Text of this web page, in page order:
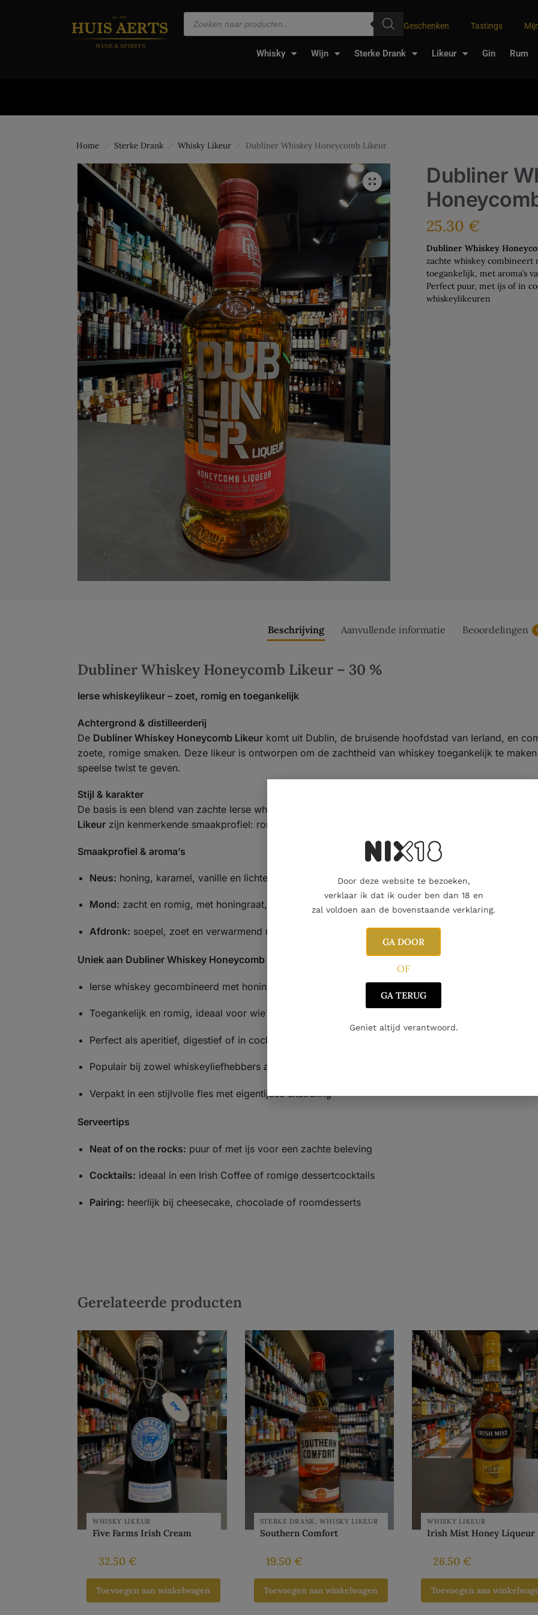
Geschenken Tastings
Whisky Wijn Sterke Drank Likeur Gin Rum
Home / Sterke Drank / Whisky Likeur / Dubliner Whiskey Honeycomb Likeur
Dubliner
25.30 €
Dubliner Whiskey
zachte whiskey
toegankelijk, met aroma’s
Perfect puur, met ijs of in
whiskeylikeuren
Beschrijving Aanvullende informatie Beoordelingen
Dubliner Whiskey Honeycomb Likeur – 30 %
Ierse whiskeylikeur – zoet, romig en toegankelijk
Achtergrond & distilleerderij
De Dubliner Whiskey Honeycomb Likeurkomt uit Dublin, de bruisende hoofdstad van Ierland, en
zoete, romige smaken. Deze likeur is ontworpen om de zachtheid van whiskey toegankelijk te
speelse twist te geven.
Stijl & karakter
De basis is een blend van zachte Ierse whiskey, verrijkt met honingraat en zoete karameltinten. Dit
Likeurzijn kenmerkende smaakprofiel: rond, romig en met een vleugje toffee.
Smaakprofiel & aroma’s
Neus: honing, karamel, vanille en lichte whiskeytonen.
Mond: zacht en romig, met honingraat, toffee, fudge en een subtiele whiskeybasis.
Afdronk: soepel, zoet en verwarmend met een vleugje kruiden.
Uniek aan Dubliner Whiskey Honeycomb Likeur
Ierse whiskey gecombineerd met honingraat en karamel
Toegankelijk en romig, ideaal voor wie whiskeylikeuren ontdekt
Perfect als aperitief, digestief of in cocktails
Populair bij zowel whiskeyliefhebbers als zoetebekken
Verpakt in een stijlvolle fles met eigentijdse uitstraling
Serveertips
Neat of on the rocks: puur of met ijs voor een zachte beleving
Cocktails: ideaal in een Irish Coffee of romige dessertcocktails
Pairing: heerlijk bij cheesecake, chocolade of roomdesserts
Gerelateerde producten
WHISKY LIKEUR
Five Farms Irish Cream
32.50 €
Toevoegen aan winkelwagen
STERKE DRANK ,WHISKY LIKEUR
Southern Comfort
19.50 €
Toevoegen aan winkelwagen
WHISKY LIKEUR
Irish Mist Honey Liqueur
26.50 €
Toevoegen aan
Door deze website te bezoeken,
verklaar ik dat ik ouder ben dan 18 en
zal voldoen aan de bovenstaande verklaring.
GA DOOR
OF
GA TERUG
Geniet altijd verantwoord.